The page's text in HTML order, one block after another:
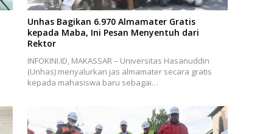
Unhas Bagikan 6.970 Almamater Gratis
kepada Maba, Ini Pesan Menyentuh dari
Rektor
INFOKINI.ID, MAKASSAR – Universitas Hasanuddin
(Unhas) menyalurkan jas almamater secara gratis
kepada mahasiswa baru sebagai…